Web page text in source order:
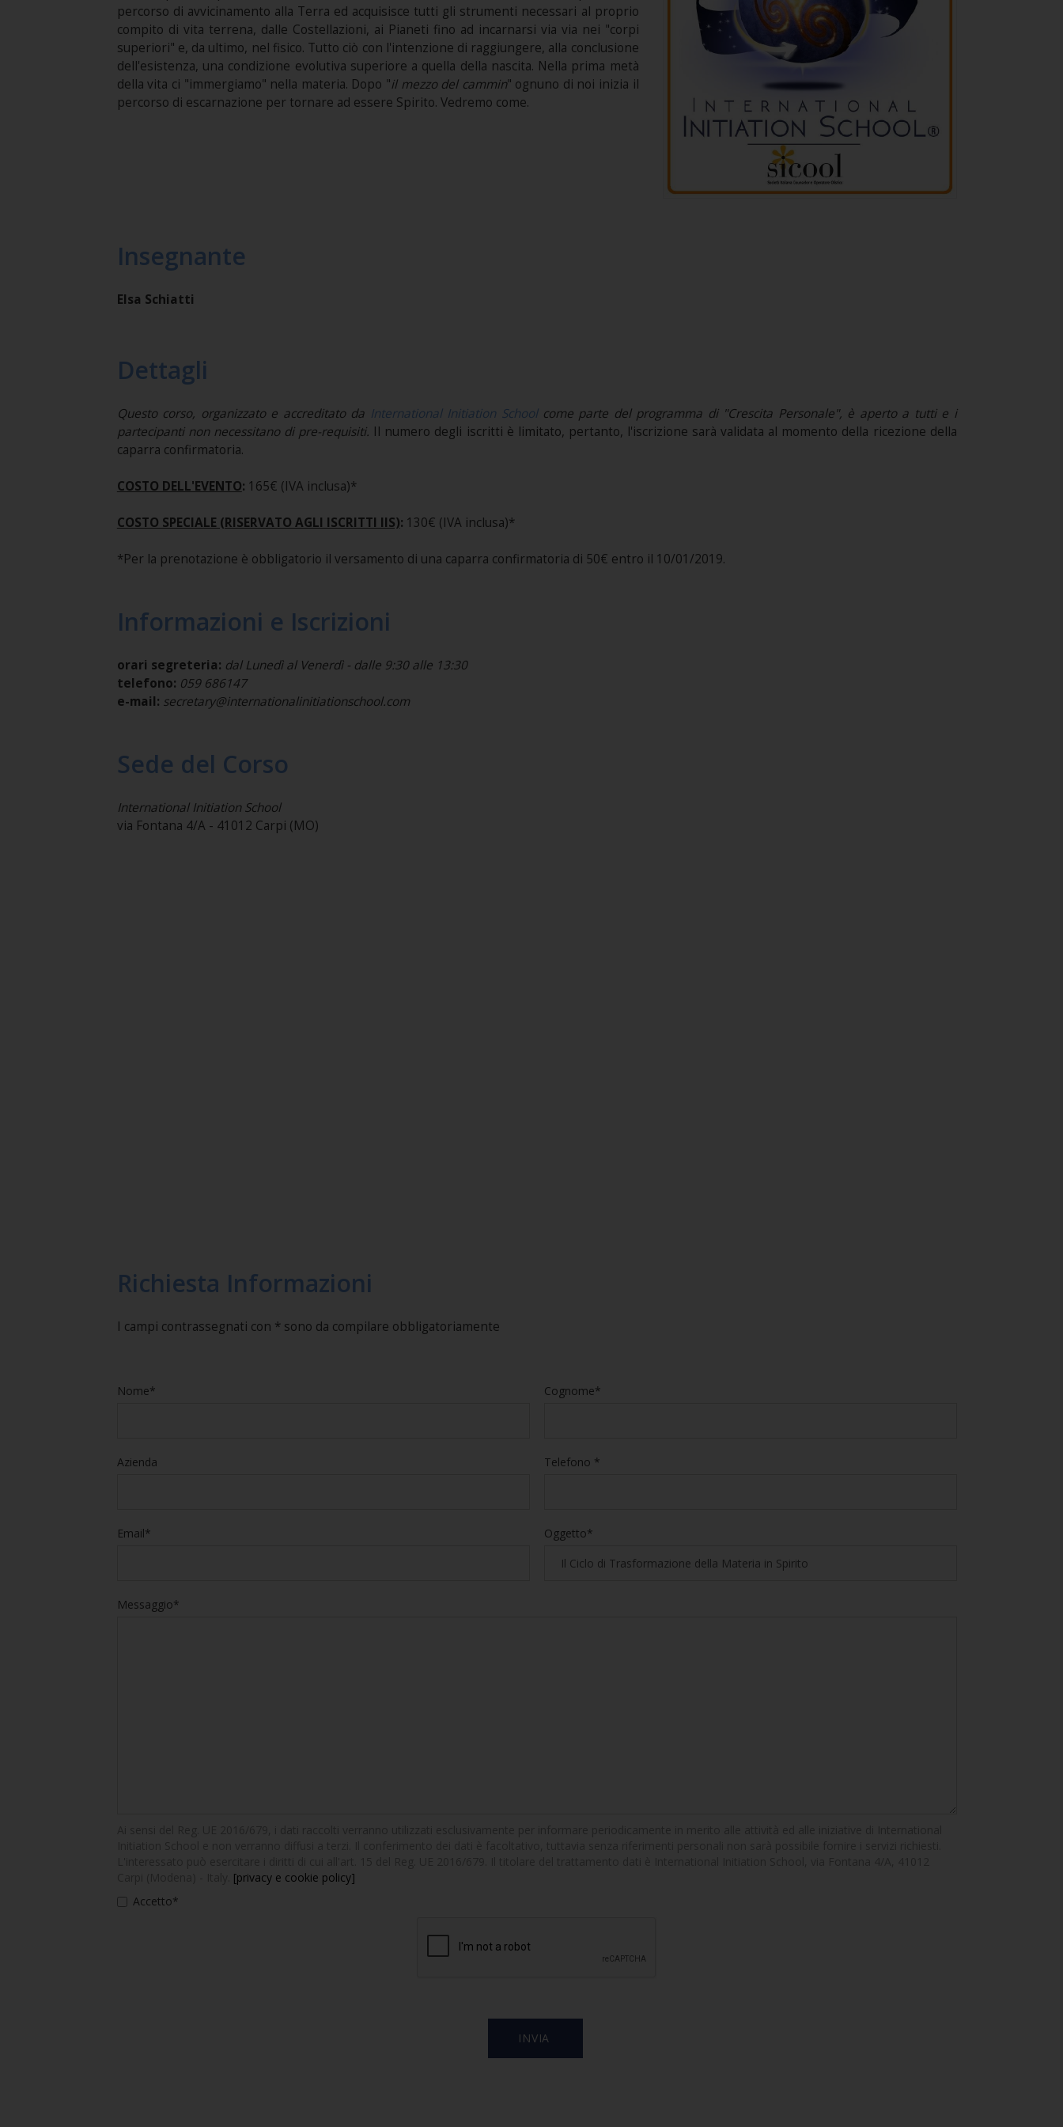
percorso di avvicinamento alla Terra ed acquisisce tutti gli strumenti necessari al proprio
compito di vita terrena, dalle Costellazioni, ai Pianeti fino ad incarnarsi via via nei "corpi
superiori" e, da ultimo, nel fisico. Tutto ciò con l'intenzione di raggiungere, alla conclusione
dell'esistenza, una condizione evolutiva superiore a quella della nascita. Nella prima metà
della vita ci "immergiamo" nella materia. Dopo "il mezzo del cammin" ognuno di noi inizia il
percorso di escarnazione per tornare ad essere Spirito. Vedremo come.
Insegnante
Elsa Schiatti
Dettagli
Questo corso, organizzato e accreditato da International Initiation Schoolcome parte del programma di "Crescita Personale", è aperto a tutti e i
partecipanti non necessitano di pre-requisiti. Il numero degli iscritti è limitato, pertanto, l'iscrizione sarà validata al momento della ricezione della
caparra confirmatoria.
COSTO DELL'EVENTO: 165€ (IVA inclusa)*
COSTO SPECIALE (RISERVATO AGLI ISCRITTI IIS): 130€ (IVA inclusa)*
*Per la prenotazione è obbligatorio il versamento di una caparra confirmatoria di 50€ entro il 10/01/2019.
Informazioni e Iscrizioni
orari segreteria: dal Lunedì al Venerdì - dalle 9:30 alle 13:30
telefono: 059 686147
e-mail: secretary@internationalinitiationschool.com
Sede del Corso
International Initiation School
via Fontana 4/A - 41012 Carpi (MO)
Richiesta Informazioni
I campi contrassegnati con * sono da compilare obbligatoriamente
Nome* Cognome*
Azienda Telefono *
Email* Oggetto*
Messaggio*
[privacy e cookie policy]
Accetto*